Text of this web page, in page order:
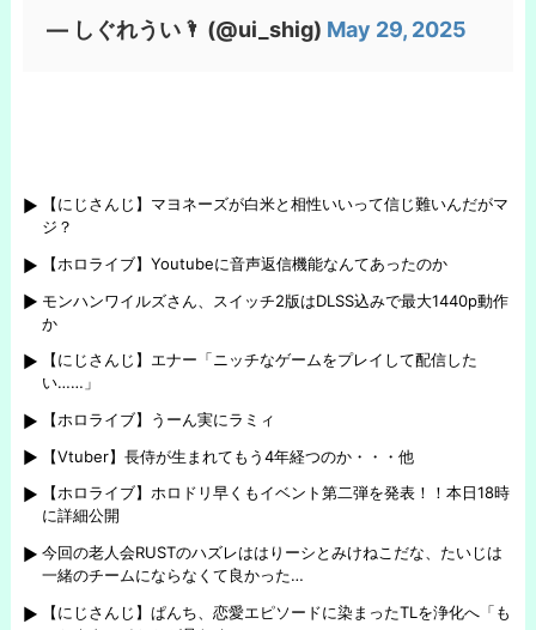
— しぐれうい🌂 (@ui_shig) May 29, 2025
【にじさんじ】マヨネーズが白米と相性いいって信じ難いんだがマ
ジ？
【ホロライブ】Youtubeに音声返信機能なんてあったのか
モンハンワイルズさん、スイッチ2版はDLSS込みで最大1440p動作
か
【にじさんじ】エナー「ニッチなゲームをプレイして配信した
い……」
【ホロライブ】うーん実にラミィ
【Vtuber】長侍が生まれてもう4年経つのか・・・他
【ホロライブ】ホロドリ早くもイベント第二弾を発表！！本日18時
に詳細公開
今回の老人会RUSTのハズレははりーシとみけねこだな、たいじは
一緒のチームにならなくて良かった…
【にじさんじ】ぱんち、恋愛エピソードに染まったTLを浄化へ「も